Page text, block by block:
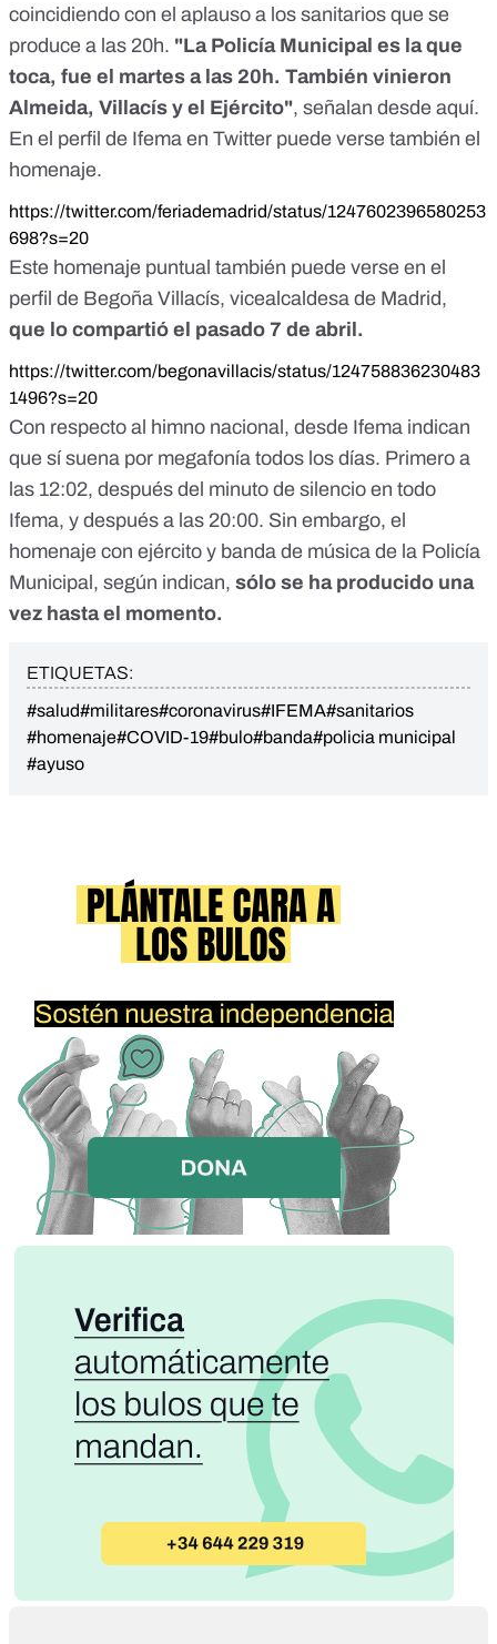
coincidiendo con el aplauso a los sanitarios que se
produce a las 20h. "La Policía Municipal es la que
toca, fue el martes a las 20h. También vinieron
Almeida, Villacís y el Ejército", señalan desde aquí.
En el perfil de Ifema en Twitter puede verse también el
homenaje.
https://twitter.com/feriademadrid/status/1247602396580253
698?s=20
Este homenaje puntual también puede verse en el
perfil de Begoña Villacís, vicealcaldesa de Madrid,
que lo compartió el pasado 7 de abril.
https://twitter.com/begonavillacis/status/124758836230483
1496?s=20
Con respecto al himno nacional, desde Ifema indican
que sí suena por megafonía todos los días. Primero a
las 12:02, después del minuto de silencio en todo
Ifema, y después a las 20:00. Sin embargo, el
homenaje con ejército y banda de música de la Policía
Municipal, según indican, sólo se ha producido una
vez hasta el momento.
ETIQUETAS:
#salud#militares#coronavirus#IFEMA#sanitarios
#homenaje#COVID-19#bulo#banda#policia municipal
#ayuso